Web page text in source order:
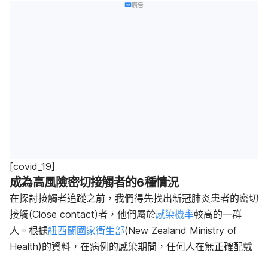
廣告
[covid_19]
成為高風險密切接觸者的6種情況
在探討接觸者追蹤之前，我們得先找出新冠肺炎患者的密切
接觸(Close contact)者，他們屬於感染機率較高的一群
人。根據紐西蘭國家衛生部(New Zealand Ministry of
Health)的資料，在病例的感染期間，任何人在無正確配戴